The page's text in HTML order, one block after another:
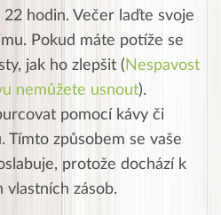
hodin. Večer laďte svoje
Pokud máte potíže se
jak ho zlepšit ( Nespavost
nemůžete usnout).
pomocí kávy či
Tímto způsobem se vaše
protože dochází k
vlastních zásob.